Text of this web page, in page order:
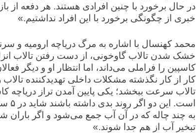
در حال برخورد با چنین افرادی هستند. هر دفعه
خبری از چگونگی برخورد با این افراد نداشتیم.»
محمد کهنسال با اشاره به مرگ دریاچه ارومیه و
خشک شدن تالاب گاوخونی، از دست رفتن تالاب
کاسپین را فراملی می‌داند، اما انتظار او و دیگر
کار از کار نگذشته مشکلات داخلی تهدیدکننده
تالاب سرعت ببخشد؛ یکی پایین آمدن تراز دریاچه
به چند چاله که در آن آب جمع می‌شود و اگر باران
تبخیر آب از هم جدا شوند.»